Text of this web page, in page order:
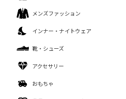
メンズファッション
インナー・ナイトウェア
靴・シューズ
アクセサリー
おもちゃ